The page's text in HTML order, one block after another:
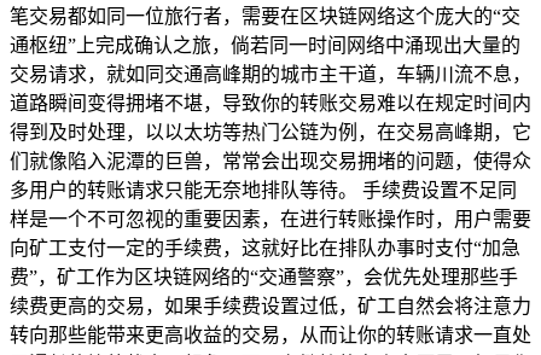
笔交易都如同一位旅行者，需要在区块链网络这个庞大的“交
通枢纽”上完成确认之旅，倘若同一时间网络中涌现出大量的
交易请求，就如同交通高峰期的城市主干道，车辆川流不息，
道路瞬间变得拥堵不堪，导致你的转账交易难以在规定时间内
得到及时处理，以以太坊等热门公链为例，在交易高峰期，它
们就像陷入泥潭的巨兽，常常会出现交易拥堵的问题，使得众
多用户的转账请求只能无奈地排队等待。 手续费设置不足同
样是一个不可忽视的重要因素，在进行转账操作时，用户需要
向矿工支付一定的手续费，这就好比在排队办事时支付“加急
费”，矿工作为区块链网络的“交通警察”，会优先处理那些手
续费更高的交易，如果手续费设置过低，矿工自然会将注意力
转向那些能带来更高收益的交易，从而让你的转账请求一直处